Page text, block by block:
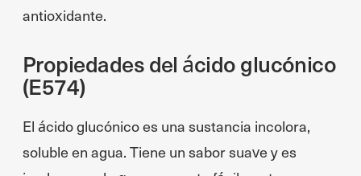
antioxidante.
Propiedades del ácido glucónico
(E574)
El ácido glucónico es una sustancia incolora,
soluble en agua. Tiene un sabor suave y es